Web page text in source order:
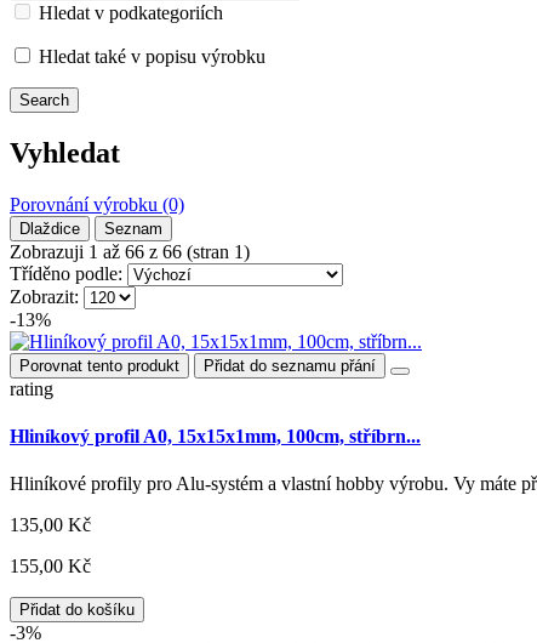
Hledat v podkategoriích
Hledat také v popisu výrobku
Vyhledat
Porovnání výrobku (0)
Dlaždice Seznam
Zobrazuji 1 až 66 z 66 (stran 1)
Tříděno podle:
Zobrazit:
-13%
Porovnat tento produkt Přidat do seznamu přání
rating
Hliníkový profil A0, 15x15x1mm, 100cm, stříbrn...
Hliníkové profily pro Alu-systém a vlastní hobby výrobu. Vy máte
135,00 Kč
155,00 Kč
Přidat do košíku
-3%